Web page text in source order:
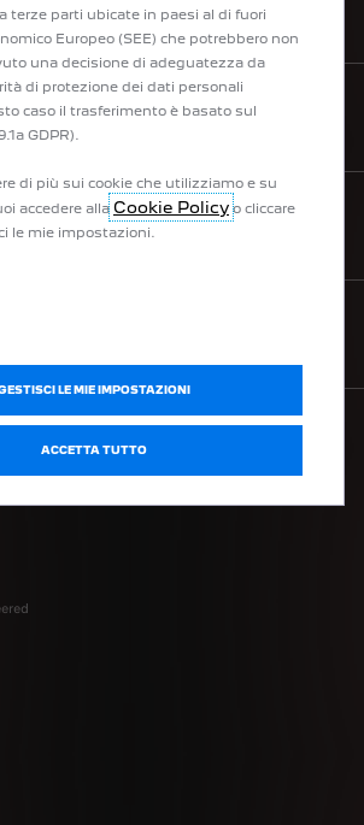
PUNTO VENDITA
terze parti ubicate in paesi al di fuori
Europeo (SEE) che potrebbero non
una decisione di adeguatezza da
di protezione dei dati personali
caso il trasferimento è basato sul
GDPR).
di più sui cookie che utilizziamo e su
accedere alla Cookie Policy o cliccare
le mie impostazioni.
GESTISCI LE MIE IMPOSTAZIONI
ACCETTA TUTTO